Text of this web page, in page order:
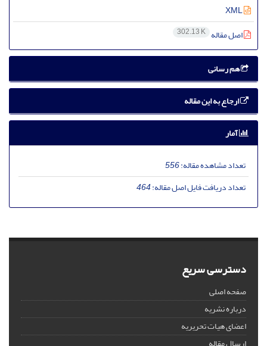
اصل مقاله 302.13 K
هم رسانی
ارجاع به این مقاله
آمار
تعداد مشاهده مقاله:556
تعداد دریافت فایل اصل مقاله:464
دسترسی سریع
صفحه اصلی
درباره نشریه
اعضای هیات تحریریه